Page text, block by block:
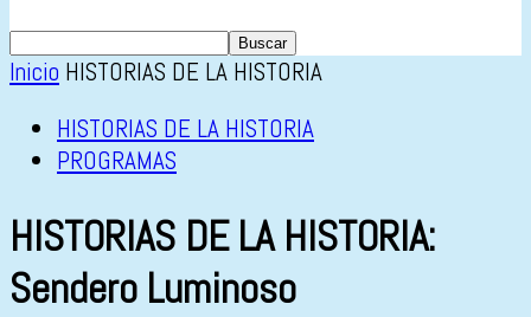
Inicio HISTORIAS DE LA HISTORIA
HISTORIAS DE LA HISTORIA
PROGRAMAS
HISTORIAS DE LA HISTORIA:
Sendero Luminoso